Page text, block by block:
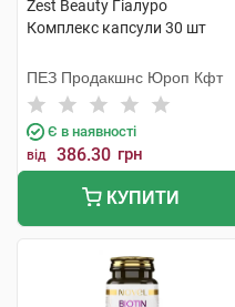
Zest Beauty Гіалуро
Комплекс капсули 30 шт
ПЕЗ Продакшнс Юроп Кфт
Є в наявності
від 386.30 грн
КУПИТИ